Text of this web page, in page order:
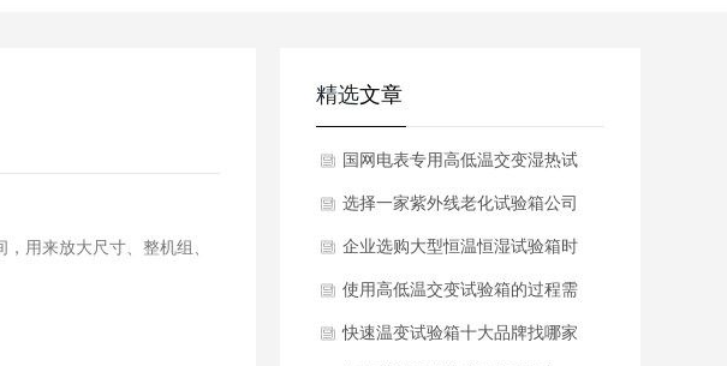
用来放大尺寸、整机组、
精选文章
国网电表专用高低温交变湿热试
验箱核心参数
选择一家紫外线老化试验箱公司
至关重要,那么该怎么选呢
企业选购大型恒温恒湿试验箱时
需注意的细节
使用高低温交变试验箱的过程需
要注意什么
快速温变试验箱十大品牌找哪家